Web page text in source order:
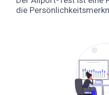
die